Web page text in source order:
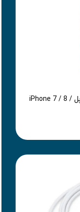
کاور مدل صدفی مناسب برای گوشی موبایل اپل iPhone 7 / 8 /